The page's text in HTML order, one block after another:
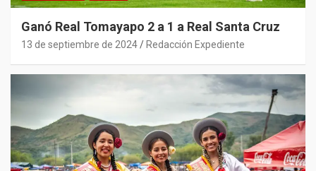
Ganó Real Tomayapo 2 a 1 a Real Santa Cruz
13 de septiembre de 2024 Redacción Expediente